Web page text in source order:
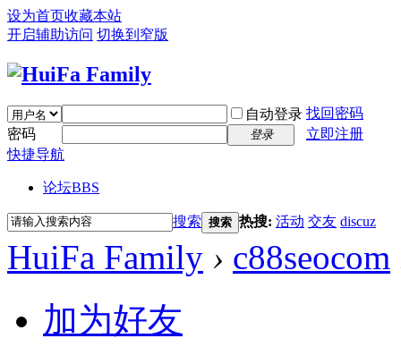
设为首页收藏本站
开启辅助访问 切换到窄版
自动登录 找回密码
密码
登录
立即注册
快捷导航
论坛BBS
搜索 搜索 热搜: 活动 交友 discuz
HuiFa Family › c88seocom
加为好友